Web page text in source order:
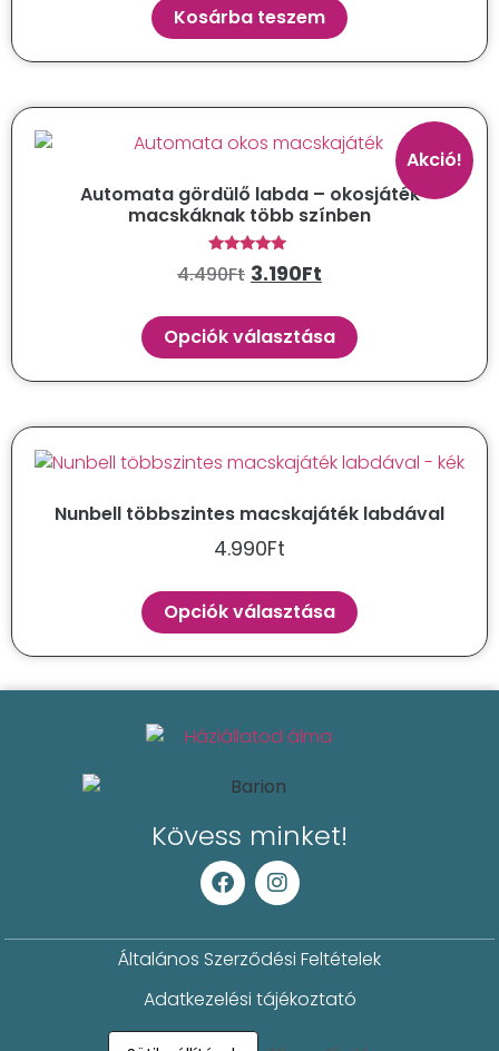
Kosárba teszem
Akció!
Automata gördülő labda – okosjáték
macskáknak több színben
Értékelés:
5.00
4.490Ft 3.190Ft
Opciók választása
Nunbell többszintes macskajáték labdával
4.990Ft
Opciók választása
Kövess minket!
Általános Szerződési Feltételek
Adatkezelési tájékoztató